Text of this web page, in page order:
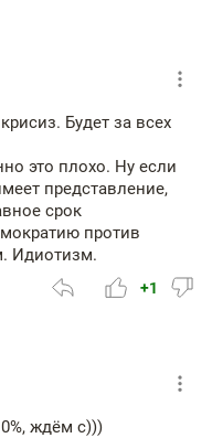
Будет за всех
это плохо. Ну если
представление,
срок
против
Идиотизм.
+1
ждём с)))